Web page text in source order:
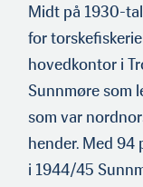
Midt på 1930-
for
hovedkontor i
Sunnmøre som
som var
hender. Med 94
i 1944/45